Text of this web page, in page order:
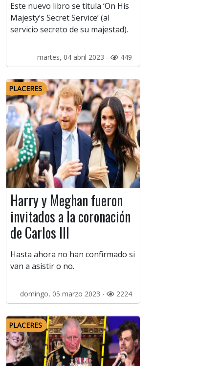
Este nuevo libro se titula ‘On His
Majesty’s Secret Service’ (al
servicio secreto de su majestad).
martes, 04 abril 2023 - 449
PLACERES
Harry y Meghan fueron
invitados a la coronación
de Carlos III
Hasta ahora no han confirmado si
van a asistir o no.
domingo, 05 marzo 2023 - 2224
PLACERES